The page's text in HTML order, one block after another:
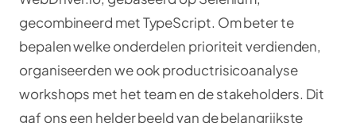
gecombineerd met TypeScript. Om beter te
bepalen welke onderdelen prioriteit verdienden,
organiseerden we ook productrisicoanalyse
workshops met het team en de stakeholders. Dit
gaf ons een helder beeld van de belangrijkste